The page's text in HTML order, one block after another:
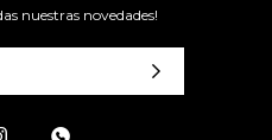
nuestras novedades!
